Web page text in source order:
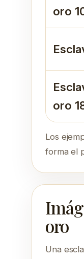
oro
oro
Los
forma el
oro
Una